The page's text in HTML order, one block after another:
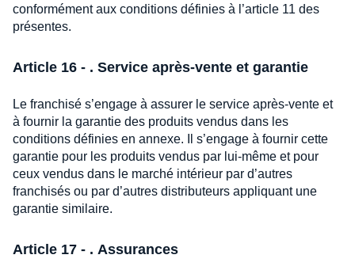
conformément aux conditions définies à l’article 11 des
présentes.
Article 16 - . Service après-vente et garantie
Le franchisé s’engage à assurer le service après-vente et
à fournir la garantie des produits vendus dans les
conditions définies en annexe. Il s’engage à fournir cette
garantie pour les produits vendus par lui-même et pour
ceux vendus dans le marché intérieur par d’autres
franchisés ou par d’autres distributeurs appliquant une
garantie similaire.
Article 17 - . Assurances